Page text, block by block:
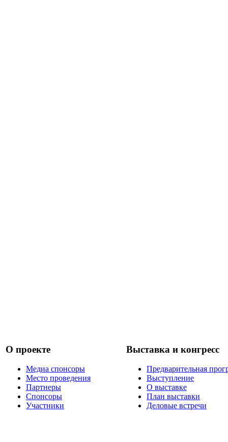
О проекте
Медиа спонсоры
Место проведения
Партнеры
Спонсоры
Участники
Выставка и конгресс
Предварительная
Выступление
О выставке
План выставки
Деловые встречи